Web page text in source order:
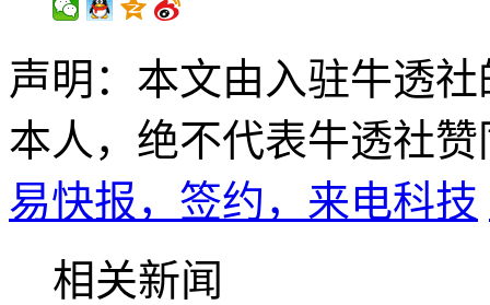
声明：本文由入驻牛透
本人，绝不代表牛透社
易快报，签约，来电科技
相关新闻